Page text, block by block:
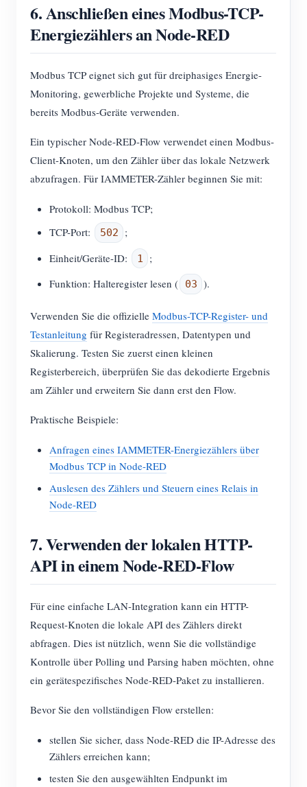
6. Anschließen eines Modbus-TCP-
Energiezählers an Node-RED
Modbus TCP eignet sich gut für dreiphasiges Energie-
Monitoring, gewerbliche Projekte und Systeme, die
bereits Modbus-Geräte verwenden.
Ein typischer Node-RED-Flow verwendet einen Modbus-
Client-Knoten, um den Zähler über das lokale Netzwerk
abzufragen. Für IAMMETER-Zähler beginnen Sie mit:
Protokoll: Modbus TCP;
TCP-Port:
502
;
Einheit/Geräte-ID:
1
;
Funktion: Halteregister lesen (
03 ).
Verwenden Sie die offizielle Modbus-TCP-Register- und
Testanleitung für Registeradressen, Datentypen und
Skalierung. Testen Sie zuerst einen kleinen
Registerbereich, überprüfen Sie das dekodierte Ergebnis
am Zähler und erweitern Sie dann erst den Flow.
Praktische Beispiele:
Anfragen eines IAMMETER-Energiezählers über
Modbus TCP in Node-RED
Auslesen des Zählers und Steuern eines Relais in
Node-RED
7. Verwenden der lokalen HTTP-
API in einem Node-RED-Flow
Für eine einfache LAN-Integration kann ein HTTP-
Request-Knoten die lokale API des Zählers direkt
abfragen. Dies ist nützlich, wenn Sie die vollständige
Kontrolle über Polling und Parsing haben möchten, ohne
ein gerätespezifisches Node-RED-Paket zu installieren.
Bevor Sie den vollständigen Flow erstellen:
stellen Sie sicher, dass Node-RED die IP-Adresse des
Zählers erreichen kann;
testen Sie den ausgewählten Endpunkt im